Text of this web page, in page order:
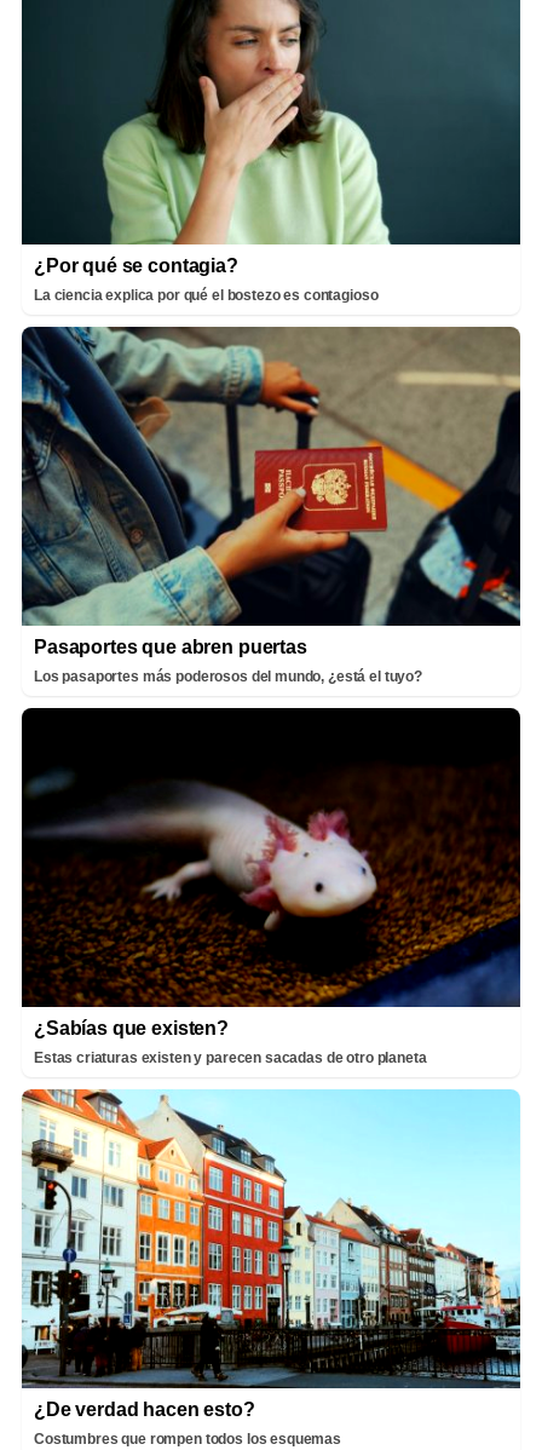
¿Por qué se contagia?
La ciencia explica por qué el bostezo es contagioso
Pasaportes que abren puertas
Los pasaportes más poderosos del mundo, ¿está el tuyo?
¿Sabías que existen?
Estas criaturas existen y parecen sacadas de otro planeta
¿De verdad hacen esto?
Costumbres que rompen todos los esquemas